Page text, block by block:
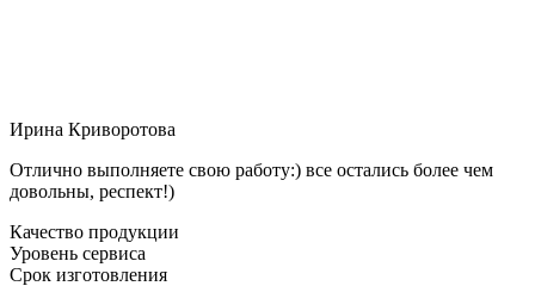
Ирина Криворотова
Отлично выполняете свою работу:) все остались более чем
довольны, респект!)
Качество продукции
Уровень сервиса
Срок изготовления